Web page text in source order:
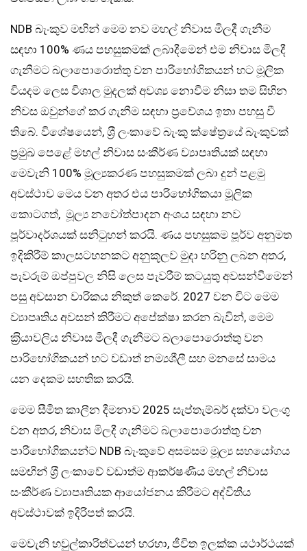
NDB බැංකුව මඟින් මෙම නව මහල් නිවාස මිලදී ගැනීම
සඳහා 100% ණය පහසුකමක් ලබාදීමෙන් එම නිවාස මිලදී
ගැනීමට බලාපොරොත්තු වන පාරිභෝගිකයන් හට මූලික
වියදම ලෙස විශාල මුදලක් අවශ්‍ය නොවීම නිසා තම සිහින
නිවස ඔවුන්ගේ කර ගැනීම සඳහා ප‍්‍රවේශය ඉතා පහසු වී
තිබේ. විශේෂයෙන්, ශ‍්‍රී ලංකාවේ බැංකු ක්ෂේත‍්‍රයේ බැංකුවක්
ප‍්‍රමුඛ පෙළේ මහල් නිවාස සංකීර්ණ ව්‍යාපෘතියක් සඳහා
මෙවැනි 100% මූල්‍යකරණ පහසුකමක් ලබා දුන් පළමු
අවස්ථාව මෙය වන අතර එය පාරිභෝගිකයා මූලික
කොටගත්, මූල්‍ය නවෝත්පාදන අංශය සඳහා නව
පූර්වාදර්ශයක් සනිටුහන් කරයි. ණය පහසුකම පූර්ව අනුමත
ඉදිකිරීම් කාලසටහනකට අනුකූලව මුදා හරිනු ලබන අතර,
පැවරුම් ඔප්පුවල නිසි ලෙස පැවරීම් කටයුතු අවසන්වීමෙන්
පසු අවසාන වාරිකය නිකුත් කෙරේ. 2027 වන විට මෙම
ව්‍යාපෘතිය අවසන් කිරීමට අපේක්ෂා කරන බැවින්, මෙම
ක‍්‍රියාවලිය නිවාස මිලදී ගැනීමට බලාපොරොත්තු වන
පාරිභෝගිකයන් හට වඩාත් නම්‍යශීලී සහ මනසේ සාමය
යන දෙකම සහතික කරයි.
මෙම සීමිත කාලීන දීමනාව 2025 සැප්තැම්බර් දක්වා වලංගු
වන අතර, නිවාස මිලදී ගැනීමට බලාපොරොත්තු වන
පාරිභෝගිකයන්ට NDB බැංකුවේ අසමසම මූල්‍ය සහයෝගය
සමඟින් ශ‍්‍රී ලංකාවේ වඩාත්ම ආකර්ෂණීය මහල් නිවාස
සංකීර්ණ ව්‍යාපෘතියක ආයෝජනය කිරීමට අද්විතීය
අවස්ථාවක් ඉදිරිපත් කරයි.
මෙවැනි හවුල්කාරිත්වයන් හරහා, ජීවිත ඉලක්ක යථාර්ථයක්